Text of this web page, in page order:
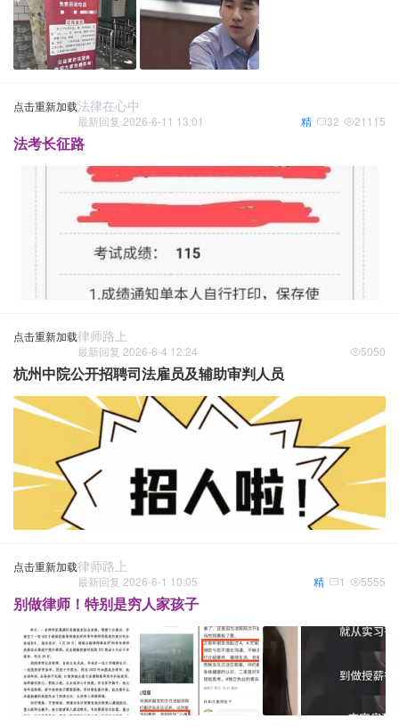
点击重新加载法律在心中
最新回复 2026-6-11 13:01 21115
32
精
法考长征路
点击重新加载律师路上
最新回复 2026-6-4 12:24 5050
杭州中院公开招聘司法雇员及辅助审判人员
点击重新加载律师路上
最新回复 2026-6-1 10:05 5555
1
精
别做律师！特别是穷人家孩子